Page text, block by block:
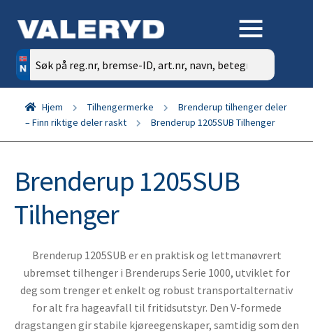
Søk
etter:
Hjem Tilhengermerke
Brenderup tilhenger deler
– Finn riktige deler raskt
Brenderup 1205SUB Tilhenger
Brenderup 1205SUB
Tilhenger
Brenderup 1205SUB er en praktisk og lettmanøvrert
ubrems­et tilhenger i Brenderups Serie 1000, utviklet for
deg som trenger et enkelt og robust transportalternativ
for alt fra hageavfall til fritidsutstyr. Den V-formede
dragstangen gir stabile kjøreegenskaper, samtidig som den